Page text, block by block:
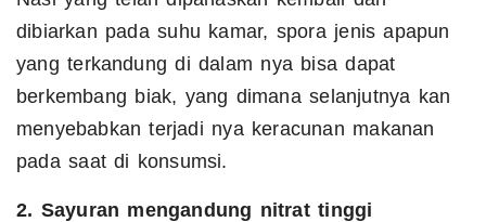
dibiarkan pada suhu kamar, spora jenis apapun
yang terkandung di dalam nya bisa dapat
berkembang biak, yang dimana selanjutnya kan
menyebabkan terjadi nya keracunan makanan
pada saat di konsumsi.
2. Sayuran mengandung nitrat tinggi